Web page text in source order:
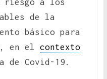
riesgo a los
de la
básico para
en el contexto
de Covid-19.